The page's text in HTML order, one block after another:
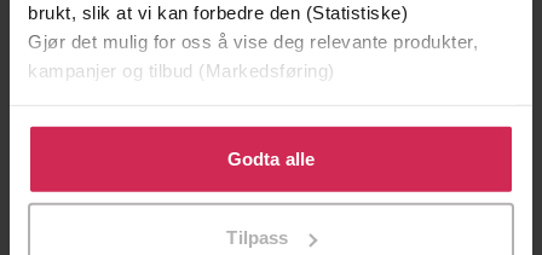
brukt, slik at vi kan forbedre den (Statistiske)
Gjør det mulig for oss å vise deg relevante produkter,
kampanjer og tilbud (Markedsføring)
Klikk på «Godta alle» for å gi oss ditt samtykke til å
bruke cookies for alle disse formålene. Du kan også
tilpasse ditt samtykke til spesifikke formål ved å klikke
Godta alle
Tilpass
Døde sjeler synger ikke
LYDBOK
Tvilen
LYDBOK